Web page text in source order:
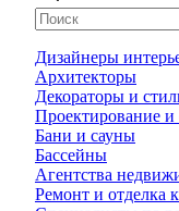
Дизайнеры
Архитекторы
Декораторы и
Проектирование и
Бани и сауны
Бассейны
Агентства
Ремонт и отделка